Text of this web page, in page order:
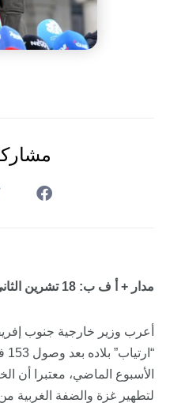
مدار + أ ف ب: 18 تشرين الثاني/ نوفمبر 2025
أعرب وزير خارجية جنوب
الأسبوع الماضي، معتبرا أن
لتطهير غزة والضفة الغربية